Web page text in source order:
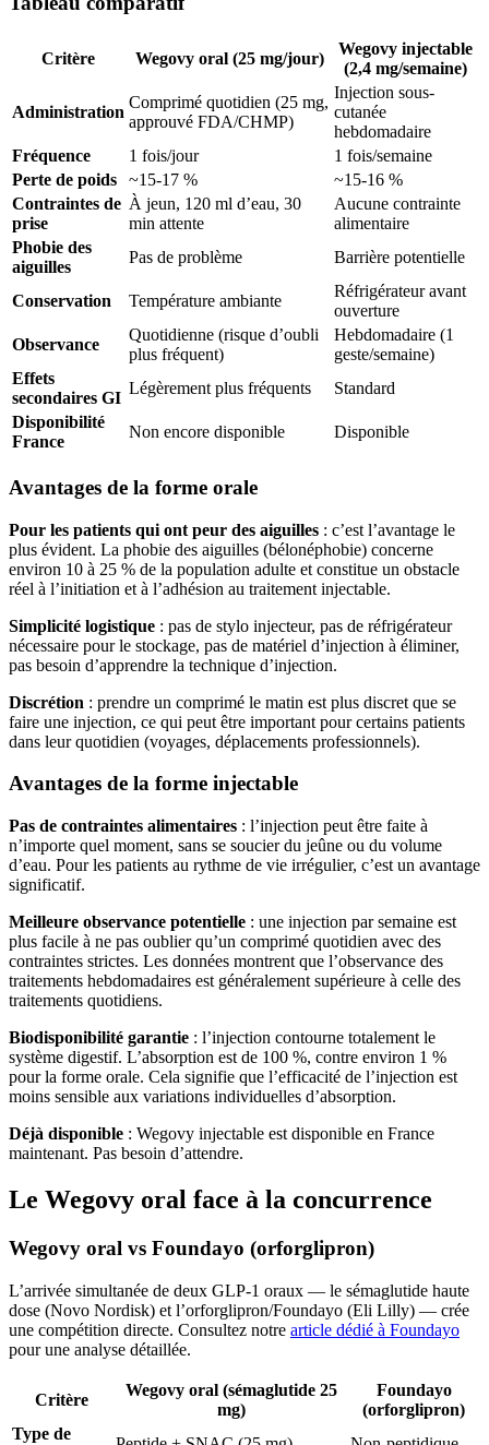
Critère Wegovy oral (25 mg/jour)
Wegovy injectable
(2,4 mg/semaine)
Administration
Comprimé quotidien (25 mg,
approuvé FDA/CHMP)
Injection sous-
cutanée
hebdomadaire
Fréquence
1 fois/jour
1 fois/semaine
Perte de poids
~15-17 %
~15-16 %
Contraintes de
prise
À jeun, 120 ml d’eau, 30
min attente
Aucune contrainte
alimentaire
Phobie des
aiguilles
Pas de problème Barrière potentielle
Conservation Température ambiante
Réfrigérateur avant
ouverture
Observance
Quotidienne (risque d’oubli
plus fréquent)
Hebdomadaire (1
geste/semaine)
Effets
secondaires GI
Légèrement plus fréquents
Standard
Disponibilité
France
Non encore disponible Disponible
Avantages de la forme orale
Pour les patients qui ont peur des aiguilles : c’est l’avantage le
plus évident. La phobie des aiguilles (bélonéphobie) concerne
environ 10 à 25 % de la population adulte et constitue un obstacle
réel à l’initiation et à l’adhésion au traitement injectable.
Simplicité logistique : pas de stylo injecteur, pas de réfrigérateur
nécessaire pour le stockage, pas de matériel d’injection à éliminer,
pas besoin d’apprendre la technique d’injection.
Discrétion : prendre un comprimé le matin est plus discret que se
faire une injection, ce qui peut être important pour certains patients
dans leur quotidien (voyages, déplacements professionnels).
Avantages de la forme injectable
Pas de contraintes alimentaires : l’injection peut être faite à
n’importe quel moment, sans se soucier du jeûne ou du volume
d’eau. Pour les patients au rythme de vie irrégulier, c’est un avantage
significatif.
Meilleure observance potentielle : une injection par semaine est
plus facile à ne pas oublier qu’un comprimé quotidien avec des
contraintes strictes. Les données montrent que l’observance des
traitements hebdomadaires est généralement supérieure à celle des
traitements quotidiens.
Biodisponibilité garantie : l’injection contourne totalement le
système digestif. L’absorption est de 100 %, contre environ 1 %
pour la forme orale. Cela signifie que l’efficacité de l’injection est
moins sensible aux variations individuelles d’absorption.
Déjà disponible : Wegovy injectable est disponible en France
maintenant. Pas besoin d’attendre.
Le Wegovy oral face à la concurrence
Wegovy oral vs Foundayo (orforglipron)
L’arrivée simultanée de deux GLP-1 oraux — le sémaglutide haute
dose (Novo Nordisk) et l’orforglipron/Foundayo (Eli Lilly) — crée
une compétition directe. Consultez notre article dédié à Foundayo
pour une analyse détaillée.
Critère
Wegovy oral (sémaglutide 25
mg)
Foundayo
(orforglipron)
Type de